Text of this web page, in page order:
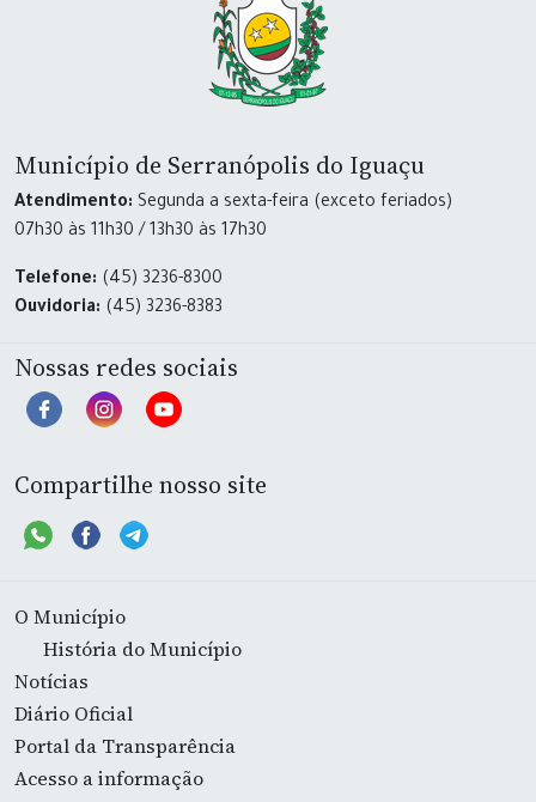
Município de Serranópolis do Iguaçu
Atendimento: Segunda a sexta-feira (exceto feriados)
07h30 às 11h30 / 13h30 às 17h30
Telefone: (45) 3236-8300
Ouvidoria: (45) 3236-8383
Nossas redes sociais
Compartilhe nosso site
O Município
História do Município
Notícias
Diário Oficial
Portal da Transparência
Acesso a informação